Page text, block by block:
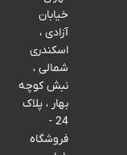
خیابان
آزادی ،
اسکندری
شمالی ،
نبش کوچه
بهار ، پلاک
24 -
فروشگاه